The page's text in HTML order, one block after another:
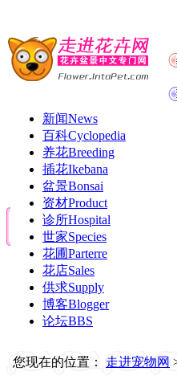
新闻News
百科Cyclopedia
养花Breeding
插花Ikebana
盆景Bonsai
资材Product
诊所Hospital
世家Species
花圃Parterre
花店Sales
供求Supply
博客Blogger
论坛BBS
您现在的位置： 走进宠物网